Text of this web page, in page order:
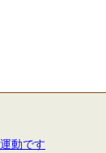
動です